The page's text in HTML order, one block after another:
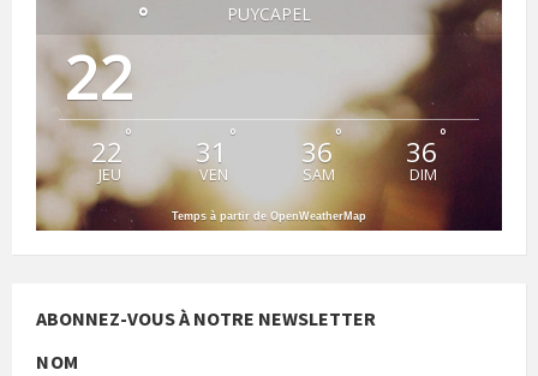
PUYCAPEL
22
°
22 °
JEU
31 °
VEN
36°
SAM
36°
DIM
Temps à partir de OpenWeatherMap
ABONNEZ-VOUS À NOTRE NEWSLETTER
NOM